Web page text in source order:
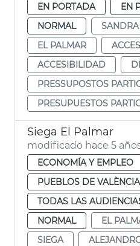
EN PORTADA
EN
NORMAL
EL PALMAR
ACCESIBILIDAD
PRESSUPOSTOS
PRESUPUESTOS
Siega El Palmar
modificado hace 5
ECONOMÍA Y EMPLEO
PUEBLOS DE VALÈNCIA
TODAS LAS
NORMAL
EL
SIEGA